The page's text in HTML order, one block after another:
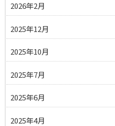
2026年2月
2025年12月
2025年10月
2025年7月
2025年6月
2025年4月